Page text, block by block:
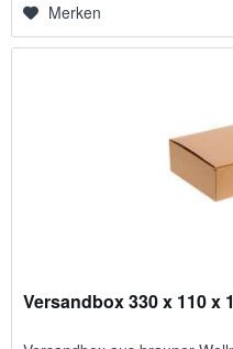
Merken
Versandbox 330 x 110 x